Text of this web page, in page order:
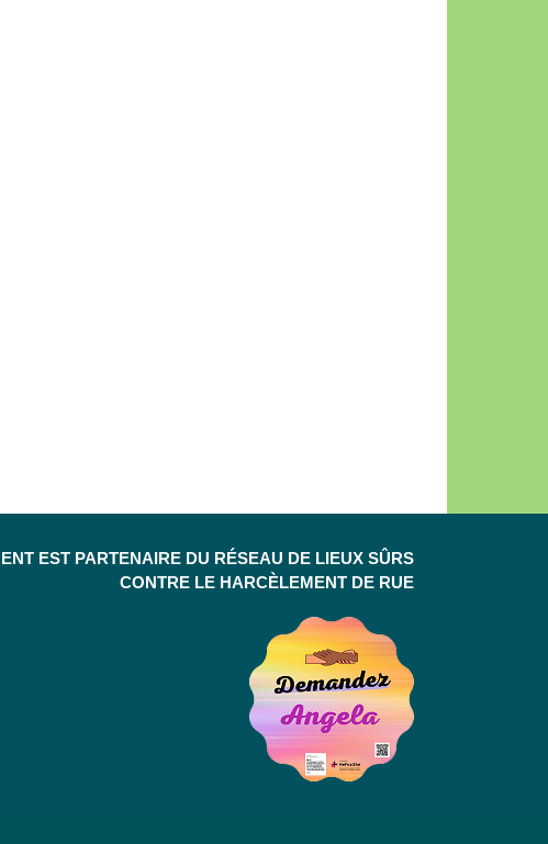
EST PARTENAIRE DU RÉSEAU DE LIEUX SÛRS
CONTRE LE HARCÈLEMENT DE RUE